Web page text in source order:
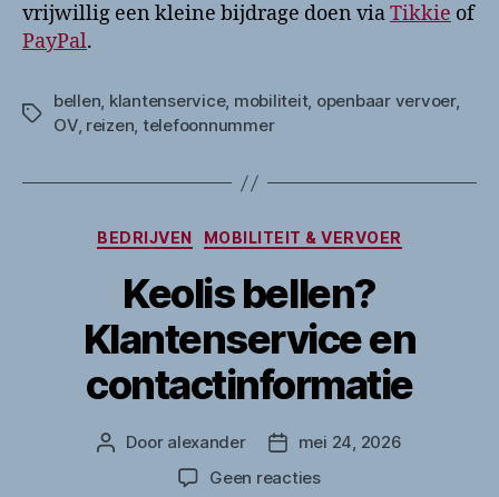
vrijwillig een kleine bijdrage doen viaTikkie of
PayPal.
Tags
bellen, klantenservice, mobiliteit, openbaar vervoer,
OV, reizen, telefoonnummer
Categorieën
BEDRIJVEN MOBILITEIT & VERVOER
Keolis bellen?
Klantenservice en
contactinformatie
Berichtauteur
Door alexander Berichtdatum
mei 24, 2026
Geen reactiesop